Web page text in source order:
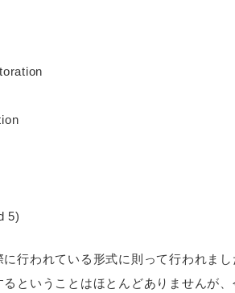
5)
行われている形式に則って行われまし
ということはほとんどありませんが